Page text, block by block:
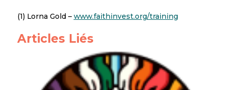
(1) Lorna Gold – www.faithinvest.org/training
Articles Liés